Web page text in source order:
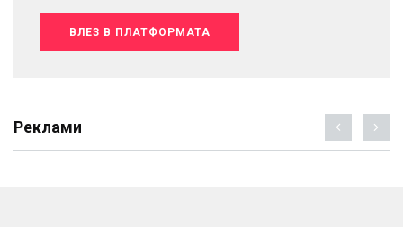
ВЛЕЗ В ПЛАТФОРМАТА
Реклами